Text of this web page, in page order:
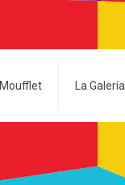
Moufflet La Galería